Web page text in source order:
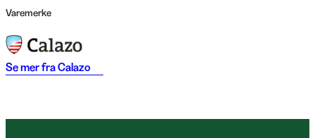
Varemerke
Se mer fraCalazo